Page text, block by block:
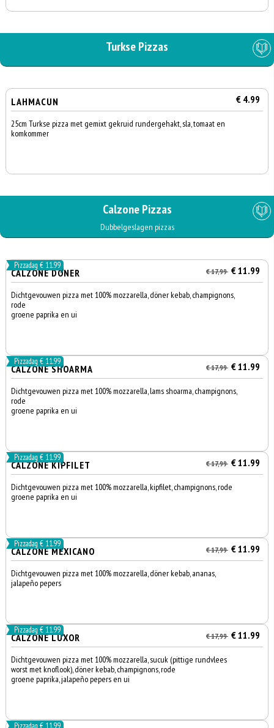
Turkse Pizzas
LAHMACUN € 4.99
25cm Turkse pizza met gemixt gekruid rundergehakt, sla, tomaat en
komkommer
Calzone Pizzas
Dubbelgeslagen pizzas
Pizzadag € 11.99
CALZONE DONER € 17,99 € 11.99
Dichtgevouwen pizza met 100% mozzarella, döner kebab, champignons,
rode
groene paprika en ui
Pizzadag € 11.99
CALZONE SHOARMA € 17,99 € 11.99
Dichtgevouwen pizza met 100% mozzarella, lams shoarma, champignons,
rode
groene paprika en ui
Pizzadag € 11.99
CALZONE KIPFILET € 17,99 € 11.99
Dichtgevouwen pizza met 100% mozzarella, kipfilet, champignons, rode
groene paprika en ui
Pizzadag € 11.99
CALZONE MEXICANO € 17,99 € 11.99
Dichtgevouwen pizza met 100% mozzarella, döner kebab, ananas,
jalapeño pepers
Pizzadag € 11.99
CALZONE LUXOR € 17,99 € 11.99
Dichtgevouwen pizza met 100% mozzarella, sucuk (pittige rundvlees
worst met knoflook), döner kebab, champignons, rode
groene paprika, jalapeño pepers en ui
Pizzadag € 11.99